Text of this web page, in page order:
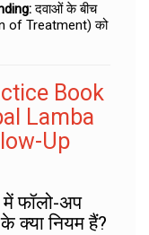
दवाओं के बीच
of Treatment) को
Book
Lamba
Up
में फॉलो-अप
क्या नियम हैं?